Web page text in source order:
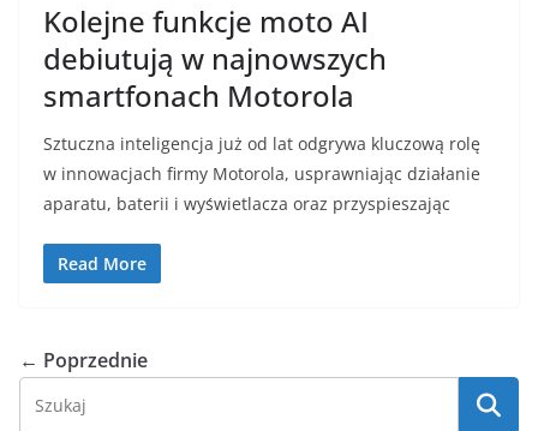
Kolejne funkcje moto AI
debiutują w najnowszych
smartfonach Motorola
Sztuczna inteligencja już od lat odgrywa kluczową rolę
w innowacjach firmy Motorola, usprawniając działanie
aparatu, baterii i wyświetlacza oraz przyspieszając
Read More
← Poprzednie